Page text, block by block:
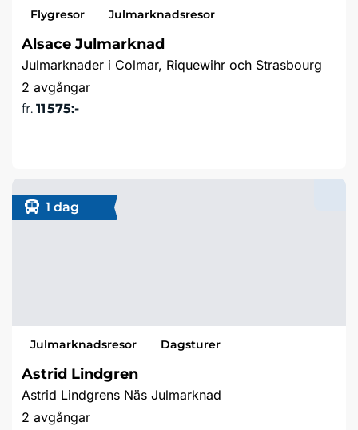
Flygresor Julmarknadsresor
Alsace Julmarknad
Julmarknader i Colmar, Riquewihr och Strasbourg
2 avgångar
fr. 11 575:-
1 dag
Julmarknadsresor Dagsturer
Astrid Lindgren
Astrid Lindgrens Näs Julmarknad
2 avgångar